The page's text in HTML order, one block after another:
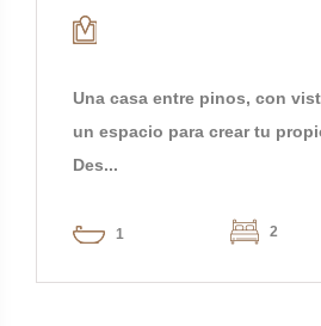
Una casa entre pinos, con
un espacio para crear tu
Des...
1 2